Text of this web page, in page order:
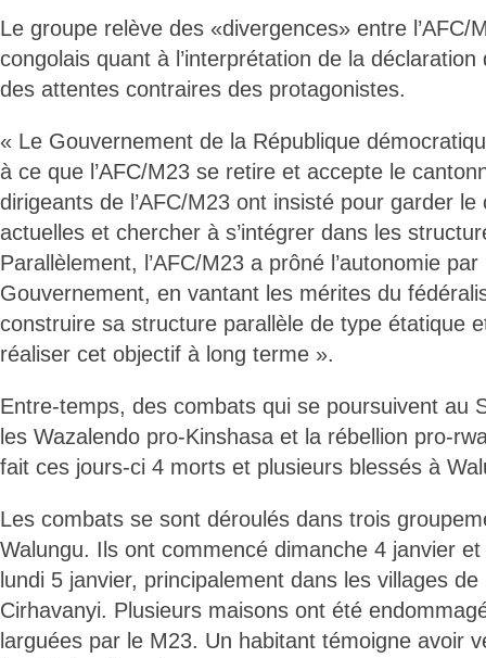
Le groupe relève des «divergences» entre l’AFC/
congolais quant à l’interprétation de la
des attentes contraires des protagonistes.
« Le Gouvernement de la République
à ce que l’AFC/M23 se retire et accepte le
dirigeants de l’AFC/M23 ont insisté pour garder
actuelles et chercher à s’intégrer dans les
Parallèlement, l’AFC/M23 a prôné l’autonomie
Gouvernement, en vantant les mérites du
construire sa structure parallèle de type étatique
réaliser cet objectif à long terme ».
Entre-temps, des combats qui se poursuivent au
les Wazalendo pro-Kinshasa et la rébellion pro-
fait ces jours-ci 4 morts et plusieurs blessés à
Les combats se sont déroulés dans trois
Walungu. Ils ont commencé dimanche 4 janvier
lundi 5 janvier, principalement dans les villages
Cirhavanyi. Plusieurs maisons ont été
larguées par le M23. Un habitant témoigne avoir